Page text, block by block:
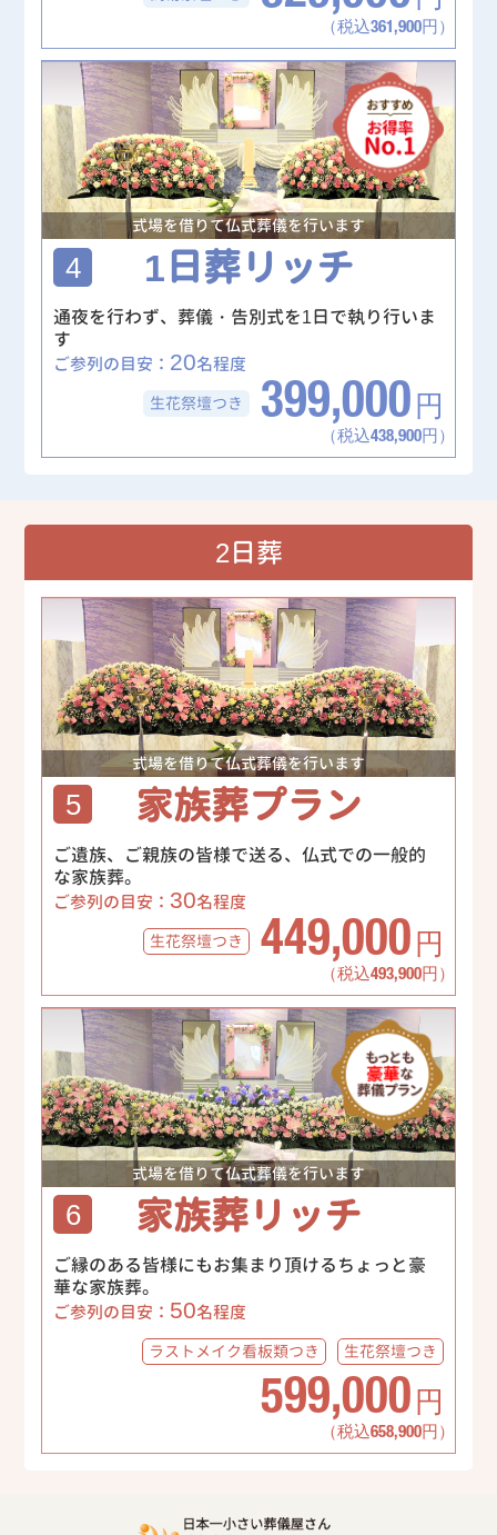
（税込361,900円）
式場を借りて仏式葬儀を行います
4 1日葬リッチ
通夜を行わず、葬儀・告別式を1日で執り行いま
す
ご参列の目安： 20名程度
生花祭壇つき 399,000 円
（税込438,900円）
2日葬
式場を借りて仏式葬儀を行います
5 家族葬プラン
ご遺族、ご親族の皆様で送る、仏式での一般的
な家族葬。
ご参列の目安： 30名程度
生花祭壇つき 449,000 円
（税込493,900円）
式場を借りて仏式葬儀を行います
6 家族葬リッチ
ご縁のある皆様にもお集まり頂けるちょっと豪
華な家族葬。
ご参列の目安： 50名程度
ラストメイク看板類つき 生花祭壇つき
599,000 円
（税込658,900円）